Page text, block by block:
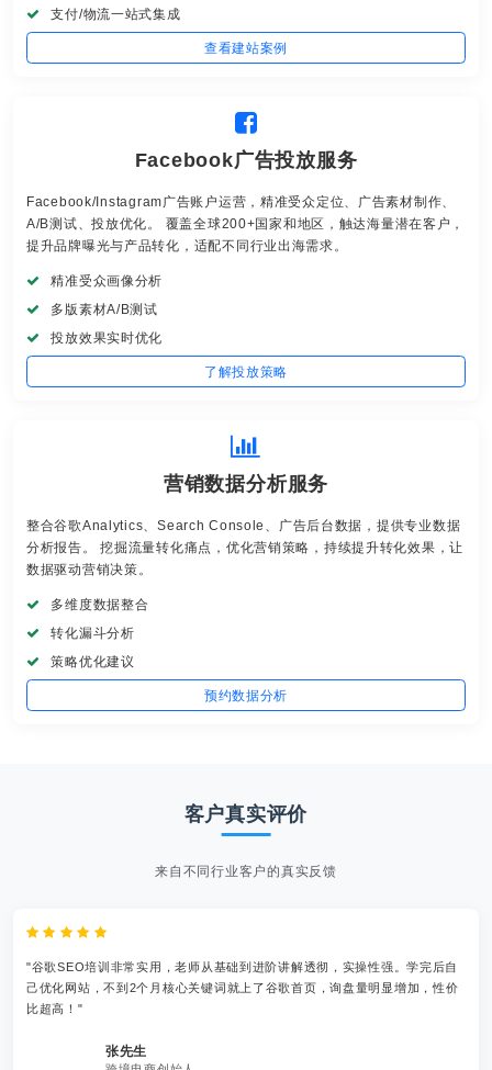
支付/物流一站式集成
查看建站案例
Facebook广告投放服务
Facebook/Instagram广告账户运营，精准受众定位、广告素材制作、
A/B测试、投放优化。 覆盖全球200+国家和地区，触达海量潜在客户，
提升品牌曝光与产品转化，适配不同行业出海需求。
精准受众画像分析
多版素材A/B测试
投放效果实时优化
了解投放策略
营销数据分析服务
整合谷歌Analytics、Search Console、广告后台数据，提供专业数据
分析报告。 挖掘流量转化痛点，优化营销策略，持续提升转化效果，让
数据驱动营销决策。
多维度数据整合
转化漏斗分析
策略优化建议
预约数据分析
客户真实评价
来自不同行业客户的真实反馈
"谷歌SEO培训非常实用，老师从基础到进阶讲解透彻，实操性强。学完后自
己优化网站，不到2个月核心关键词就上了谷歌首页，询盘量明显增加，性价
比超高！"
张先生